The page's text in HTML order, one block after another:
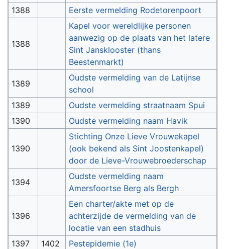
1388
Eerste vermelding Rodetorenpoort
1388
Kapel voor wereldlijke personen
aanwezig op de plaats van het latere
Sint Jansklooster (thans
Beestenmarkt)
1389
Oudste vermelding van de Latijnse
school
1389
Oudste vermelding straatnaam Spui
1390
Oudste vermelding naam Havik
1390
Stichting Onze Lieve Vrouwekapel
(ook bekend als Sint Joostenkapel)
door de Lieve-Vrouwebroederschap
1394
Oudste vermelding naam
Amersfoortse Berg als Bergh
1396
Een charter/akte met op de
achterzijde de vermelding van de
locatie van een stadhuis
1397
1402 Pestepidemie (1e)